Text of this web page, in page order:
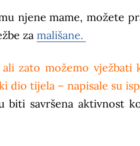
njene mame, možete
za mališane.
zato možemo vježbati
dio tijela – napisale su
biti savršena aktivnost